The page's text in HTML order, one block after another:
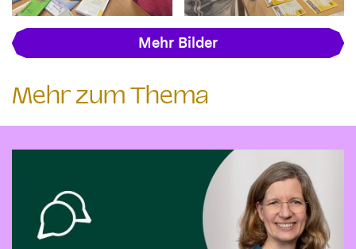
Mehr Bilder
Mehr zum Thema